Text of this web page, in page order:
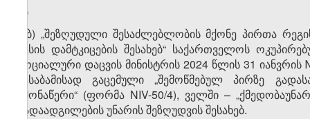
ან
გ.ბ) „შეზღუდული შესაძლებლობის მქონე პირთა
წესის დამტკიცების შესახებ“ საქართველოს
სოციალური დაცვის მინისტრის 2024 წლის 31
შესაბამისად გაცემული „შემოწმებულ პირზე
ამონაწერი“ (ფორმა NIV-50/4), ველში –
გადაადგილების უნარის შეზღუდვის შესახებ.